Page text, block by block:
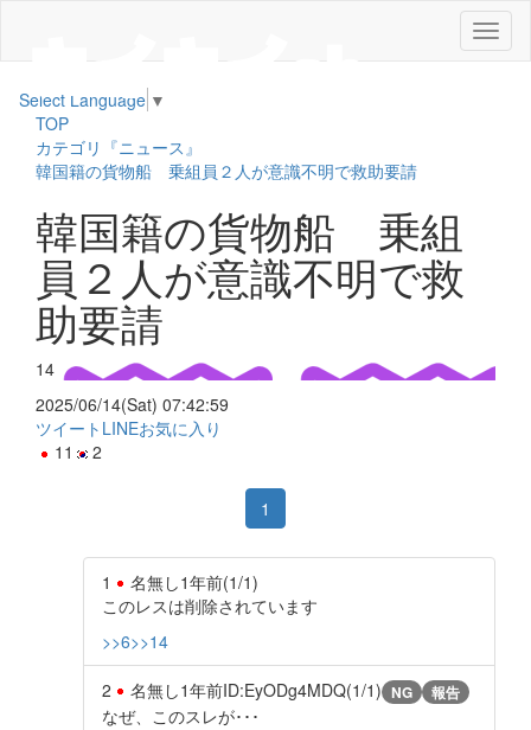
メ
ニ
Select Language ▼
TOP
カテゴリ『ニュース』
韓国籍の貨物船 乗組員２人が意識不明で救助要請
韓国籍の貨物船 乗組
員２人が意識不明で救
助要請
14
2025/06/14(Sat) 07:42:59
ツイート LINEお気に入り
11
2
1
1 名無し1年前(1/1)
このレスは削除されています
>>6>>14
2 名無し1年前ID:EyODg4MDQ(1/1) NG 報告
なぜ、このスレが･･･